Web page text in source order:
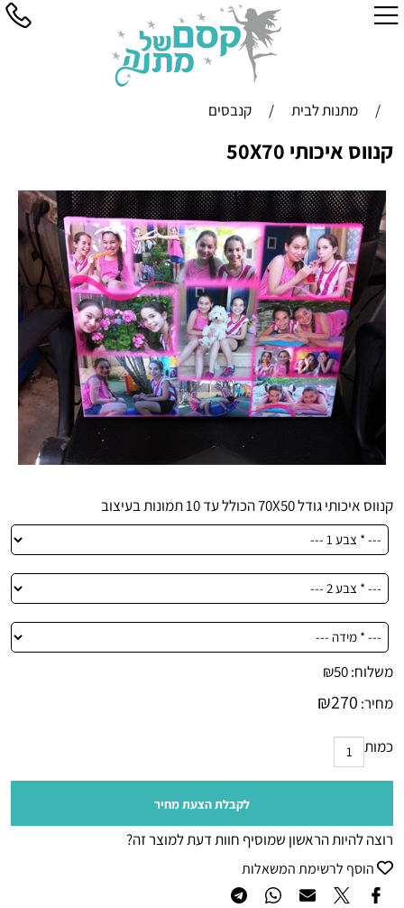
/ מתנות לבית / קנבסים
קנווס איכותי 50X70
קנווס איכותי גודל 70X50 הכולל עד 10 תמונות בעיצוב
משלוח: ₪50
מחיר:
₪270
כמות
לקבלת הצעת מחיר
רוצה להיות הראשון שמוסיף חוות דעת למוצר זה?
הוסף לרשימת המשאלות